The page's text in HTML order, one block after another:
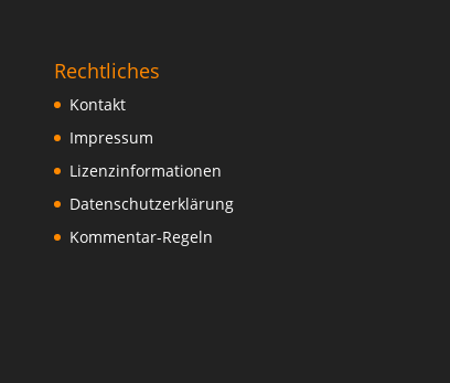
Rechtliches
Kontakt
Impressum
Lizenzinformationen
Datenschutzerklärung
Kommentar-Regeln